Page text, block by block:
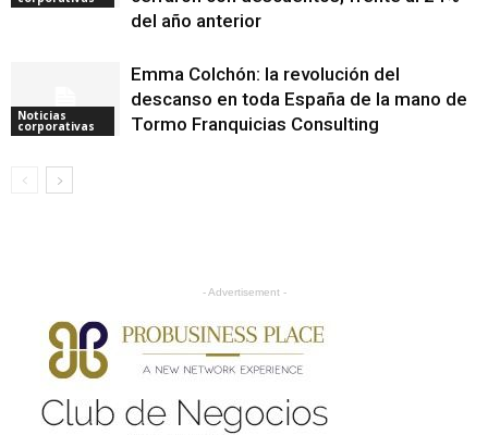
del año anterior
Noticias
corporativas
Emma Colchón: la revolución del
descanso en toda España de la mano de
Tormo Franquicias Consulting
- Advertisement -